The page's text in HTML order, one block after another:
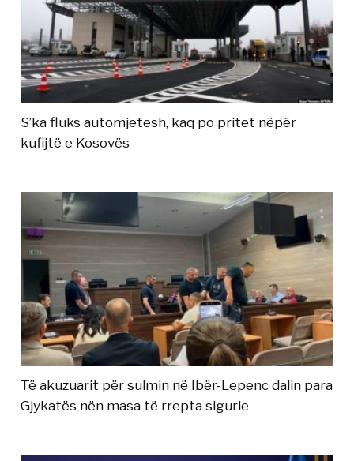
S’ka fluks automjetesh, kaq po pritet nëpër
kufijtë e Kosovës
Të akuzuarit për sulmin në Ibër-Lepenc dalin para
Gjykatës nën masa të rrepta sigurie